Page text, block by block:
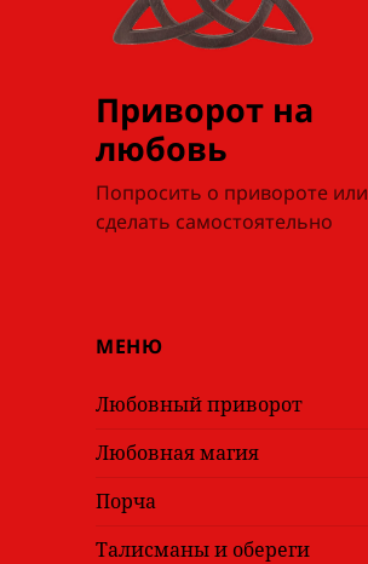
Приворот на
любовь
Попросить о привороте или
сделать самостоятельно
МЕНЮ
Любовный приворот
Любовная магия
Порча
Талисманы и обереги